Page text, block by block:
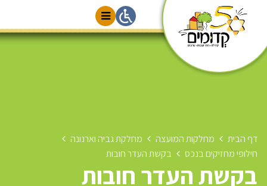
דף הבית מחלקות המועצה
מחלקת גביה וארנונה
חילופי מחזיקים בנכס
בקשת העדר חובות
בקשת העדר חובות